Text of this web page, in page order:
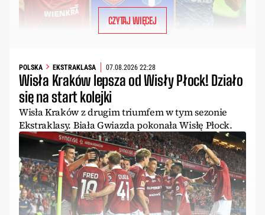
CZYTAJ WIĘCEJ
POLSKA EKSTRAKLASA 07.08.2026 22:28
Wisła Kraków lepsza od Wisły Płock! Działo
się na start kolejki
Wisła Kraków z drugim triumfem w tym sezonie
Ekstraklasy. Biała Gwiazda pokonała Wisłę Płock.